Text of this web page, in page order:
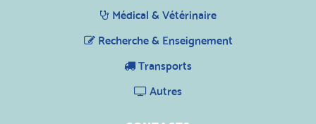
Médical & Vétérinaire
Recherche & Enseignement
Transports
Autres